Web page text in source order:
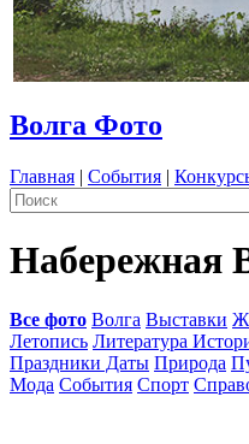
Волга Фото
Главная | События |
Набережная
Все фото Волга Выставки
Летопись Литература
Праздники Даты Природа
Мода События Спорт